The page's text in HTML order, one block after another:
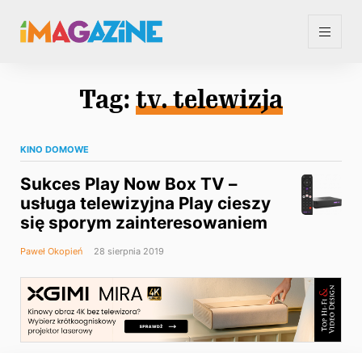
Tag: tv. telewizja
KINO DOMOWE
Sukces Play Now Box TV –
usługa telewizyjna Play cieszy
się sporym zainteresowaniem
Paweł Okopień 28 sierpnia 2019